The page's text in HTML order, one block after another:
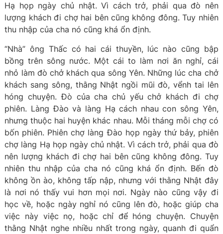
Hạ họp ngày chủ nhật. Vì cách trở, phải qua đò nên
lượng khách đi chợ hai bên cũng không đông. Tuy nhiên
thu nhập của cha nó cũng khá ổn định.
“Nhà” ông Thấc có hai cái thuyền, lúc nào cũng bập
bồng trên sông nước. Một cái to làm nơi ăn nghỉ, cái
nhỏ làm đò chở khách qua sông Yên. Những lúc cha chở
khách sang sông, thằng Nhật ngồi mũi đò, vểnh tai lên
hóng chuyện. Đò của cha chủ yếu chở khách đi chợ
phiên. Làng Đào và làng Hạ cách nhau con sông Yên,
nhưng thuộc hai huyện khác nhau. Mỗi tháng mỗi chợ có
bốn phiên. Phiên chợ làng Đào họp ngày thứ bảy, phiên
chợ làng Hạ họp ngày chủ nhật. Vì cách trở, phải qua đò
nên lượng khách đi chợ hai bên cũng không đông. Tuy
nhiên thu nhập của cha nó cũng khá ổn định. Bến đò
không ồn ào, không tấp nập, nhưng với thằng Nhật đây
là nơi nó thấy vui hơn mọi nơi. Ngày nào cũng vậy đi
học về, hoặc ngày nghỉ nó cũng lên đò, hoặc giúp cha
việc này việc nọ, hoặc chỉ để hóng chuyện. Chuyện
thằng Nhật nghe nhiều nhất trong ngày, quanh đi quẩn